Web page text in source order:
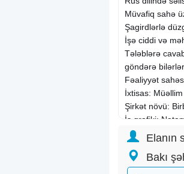
Müvafiq sahə
Şagirdlərlə
İşə ciddi və
Tələblərə
göndərə
Fəaliyyət
İxtisas: Müəllim
Şirkət növü:
İş qrafiki:
İş təcrübəsi: 1
İş yerinin
Elanın
Bakı